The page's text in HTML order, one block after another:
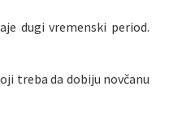
dugi vremenski period.
treba da dobiju novčanu